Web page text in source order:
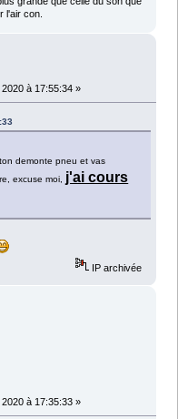
l'air con.
à 17:55:34 »
demonte pneu et vas
excuse moi, j'ai cours
IP archivée
à 17:35:33 »